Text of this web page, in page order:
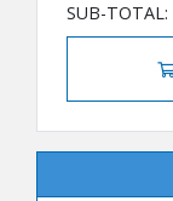
SUB-TOTAL: